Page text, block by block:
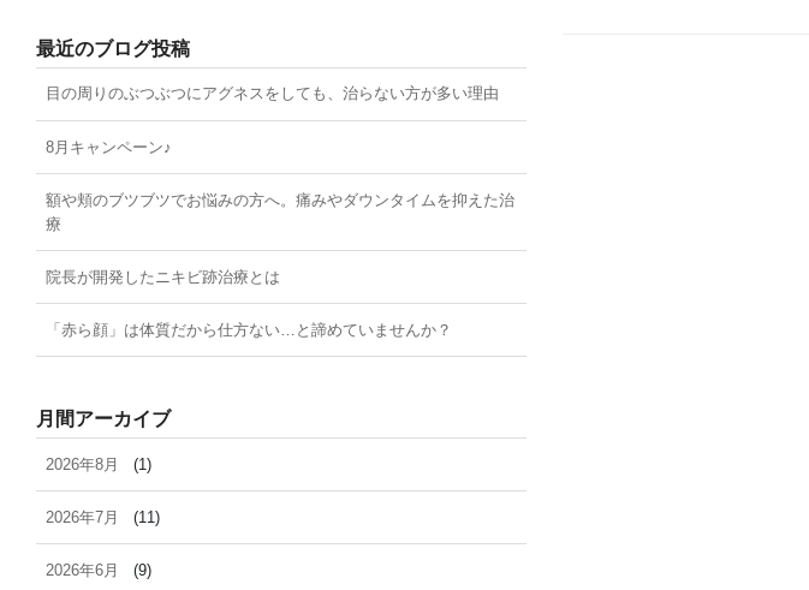
最近のブログ投稿
目の周りのぶつぶつにアグネスをしても、治らない方が多い理由
8月キャンペーン♪
額や頬のブツブツでお悩みの方へ。痛みやダウンタイムを抑えた治
療
院長が開発したニキビ跡治療とは
「赤ら顔」は体質だから仕方ない…と諦めていませんか？
月間アーカイブ
2026年8月 (1)
2026年7月 (11)
2026年6月 (9)